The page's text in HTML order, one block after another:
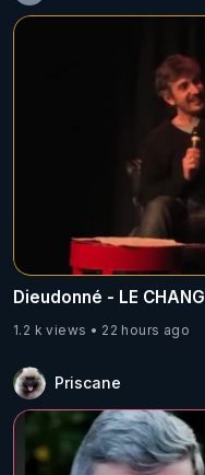
Dieudonné - LE
1.2 k views 22 hours ago
Priscane